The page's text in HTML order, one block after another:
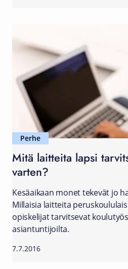
Perhe
Mitä laitteita lapsi
varten?
Kesäaikaan monet tekevät jo
Millaisia laitteita
opiskelijat tarvitsevat
asiantuntijoilta.
7.7.2016